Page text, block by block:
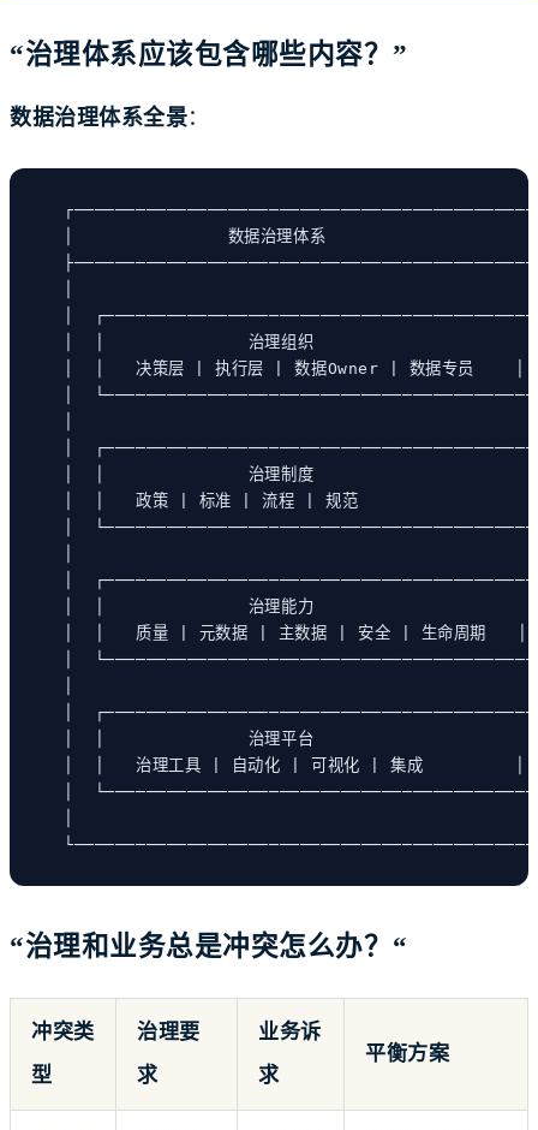
“治理体系应该包含哪些内容？”
数据治理体系全景：
│               数据治理体系
│
│  │              治理组织
│  │   决策层 | 执行层 | 数据Owner | 数据专员    │
│
│
│  │              治理制度
│  │   政策 | 标准 | 流程 | 规范
│
│
│  │              治理能力
│  │   质量 | 元数据 | 主数据 | 安全 | 生命周期   │
│
│
│  │              治理平台
│  │   治理工具 | 自动化 | 可视化 | 集成         │
│
“治理和业务总是冲突怎么办？“
冲突类
型
治理要
求
业务诉
求
平衡方案